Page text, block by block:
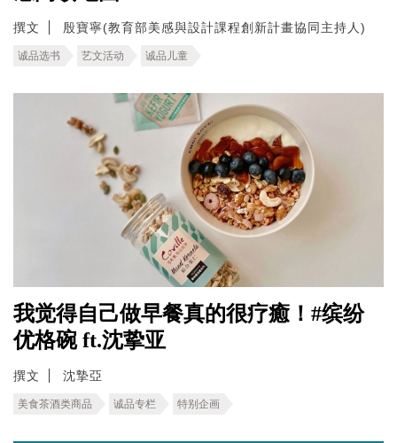
撰文 殷寶寧(教育部美感與設計課程創新計畫協同主持人)
诚品选书 艺文活动 诚品儿童
我觉得自己做早餐真的很疗癒！#缤纷
优格碗 ft.沈挚亚
撰文 沈摯亞
美食茶酒类商品 诚品专栏 特别企画